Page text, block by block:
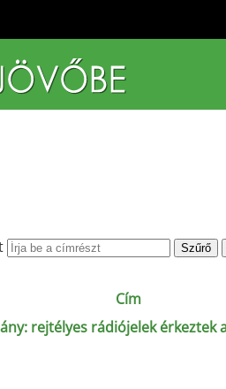
Szűrő
Cím
rejtélyes rádiójelek érkeztek